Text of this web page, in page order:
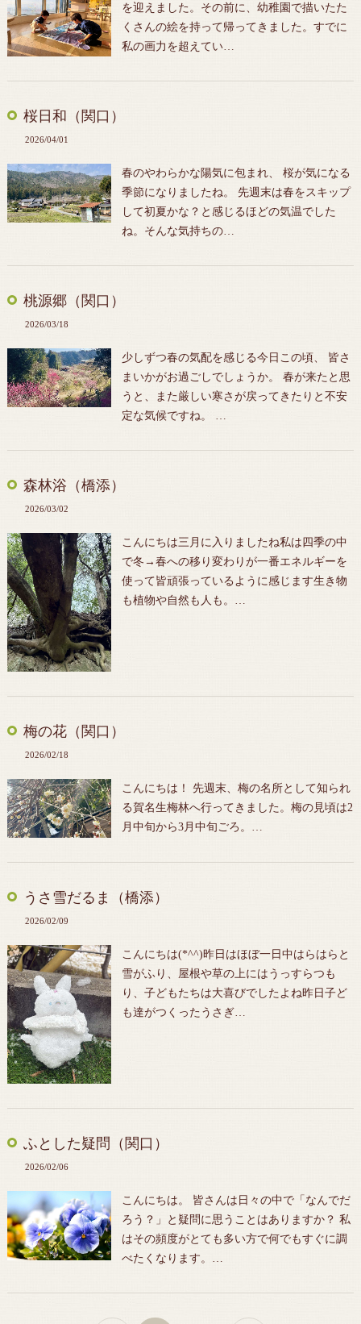
を迎えました。その前に、幼稚園で描いたた
くさんの絵を持って帰ってきました。すでに
私の画力を超えてい…
桜日和（関口）
2026/04/01
春のやわらかな陽気に包まれ、 桜が気になる
季節になりましたね。 先週末は春をスキップ
して初夏かな？と感じるほどの気温でした
ね。そんな気持ちの…
桃源郷（関口）
2026/03/18
少しずつ春の気配を感じる今日この頃、 皆さ
まいかがお過ごしでしょうか。 春が来たと思
うと、また厳しい寒さが戻ってきたりと不安
定な気候ですね。 …
森林浴（橋添）
2026/03/02
こんにちは三月に入りましたね私は四季の中
で冬→春への移り変わりが一番エネルギーを
使って皆頑張っているように感じます生き物
も植物や自然も人も。…
梅の花（関口）
2026/02/18
こんにちは！ 先週末、梅の名所として知られ
る賀名生梅林へ行ってきました。梅の見頃は2
月中旬から3月中旬ごろ。…
うさ雪だるま（橋添）
2026/02/09
こんにちは(*^^)昨日はほぼ一日中はらはらと
雪がふり、屋根や草の上にはうっすらつも
り、子どもたちは大喜びでしたよね昨日子ど
も達がつくったうさぎ…
ふとした疑問（関口）
2026/02/06
こんにちは。 皆さんは日々の中で「なんでだ
ろう？」と疑問に思うことはありますか？ 私
はその頻度がとても多い方で何でもすぐに調
べたくなります。…